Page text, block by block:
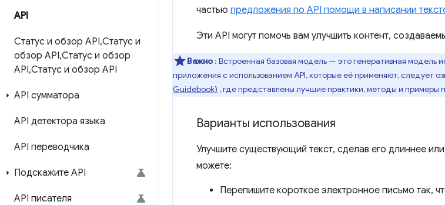
API
Статус и обзор API,Статус и
обзор API,Статус и обзор
API,Статус и обзор API
API сумматора
API детектора языка
API переводчика
Подскажите API
API писателя
частью предложения по API помощи в написании
Эти API могут помочь вам улучшить контент,
Важно : Встроенная базовая модель — это генеративная модель
приложения с использованием API, которые её применяют, следует
Guidebook) , где представлены лучшие практики, методы и примеры
Варианты использования
Улучшите существующий текст, сделав его длиннее
можете:
Перепишите короткое электронное письмо так,